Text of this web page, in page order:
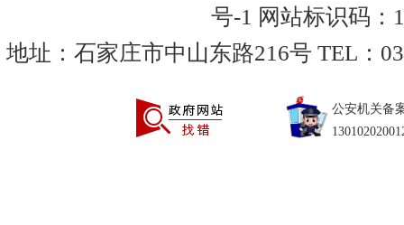
号-1 网站标识码：
地址：石家庄市中山东路216号 TEL：